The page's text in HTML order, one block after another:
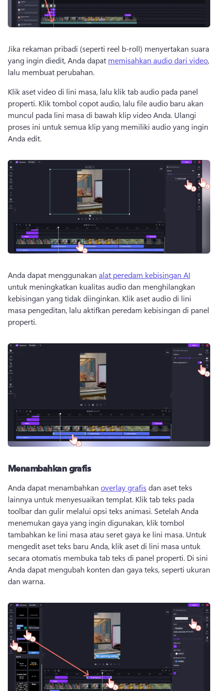
Jika rekaman pribadi (seperti reel b-roll) menyertakan suara
yang ingin diedit, Anda dapat memisahkan audio dari video,
lalu membuat perubahan.
Klik aset video di lini masa, lalu klik tab audio pada panel
properti. Klik tombol copot audio, lalu file audio baru akan
muncul pada lini masa di bawah klip video Anda. Ulangi
proses ini untuk semua klip yang memiliki audio yang ingin
Anda edit.
Anda dapat menggunakan alat peredam kebisingan AI
untuk meningkatkan kualitas audio dan menghilangkan
kebisingan yang tidak diinginkan. Klik aset audio di lini
masa pengeditan, lalu aktifkan peredam kebisingan di panel
properti.
Menambahkan grafis
Anda dapat menambahkan overlay grafis dan aset teks
lainnya untuk menyesuaikan templat. Klik tab teks pada
toolbar dan gulir melalui opsi teks animasi. Setelah Anda
menemukan gaya yang ingin digunakan, klik tombol
tambahkan ke lini masa atau seret gaya ke lini masa. Untuk
mengedit aset teks baru Anda, klik aset di lini masa untuk
secara otomatis membuka tab teks di panel properti. Di sini
Anda dapat mengubah konten dan gaya teks, seperti ukuran
dan warna.